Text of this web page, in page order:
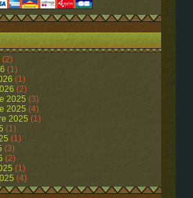
(2)
(1)
(1)
(2)
2025 (3)
2025 (4)
2025 (1)
(1)
(1)
(3)
(2)
(1)
(4)